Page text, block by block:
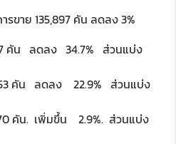
ขาย 135,897 คัน ลดลง 3%
คัน ลดลง 34.7% ส่วนแบ่ง
คัน ลดลง 22.9% ส่วนแบ่ง
คัน. เพิ่มขึ้น 2.9%. ส่วนแบ่ง